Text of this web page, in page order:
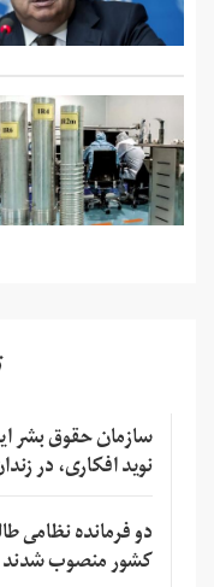
سازمان حقوق بشر
نوید افکاری، در
دو فرمانده نظامی
کشور منصوب شدند